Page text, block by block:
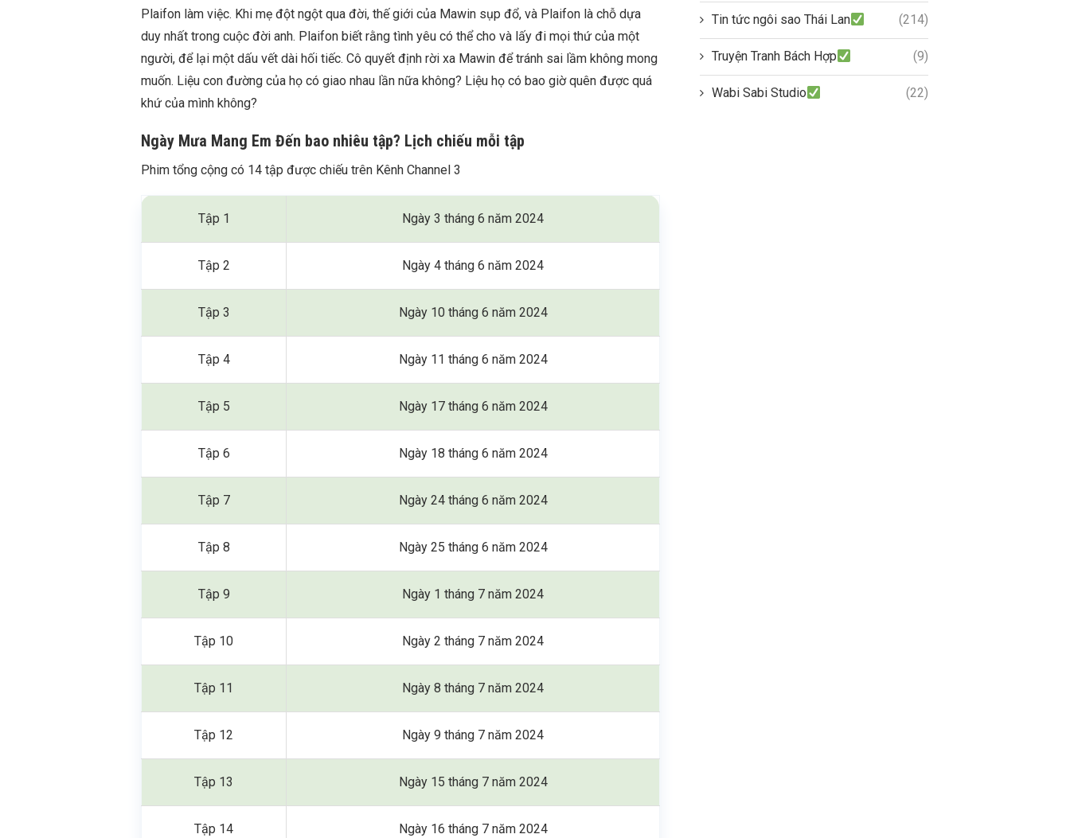
Plaifon làm việc. Khi mẹ đột ngột qua đời, thế giới của Mawin sụp đổ, và Plaifon là chỗ dựa
duy nhất trong cuộc đời anh. Plaifon biết rằng tình yêu có thể cho và lấy đi mọi thứ của một
người, để lại một dấu vết dài hối tiếc. Cô quyết định rời xa Mawin để tránh sai lầm không mong
muốn. Liệu con đường của họ có giao nhau lần nữa không? Liệu họ có bao giờ quên được quá
khứ của mình không?
Ngày Mưa Mang Em Đến bao nhiêu tập? Lịch chiếu mỗi tập
Phim tổng cộng có 14 tập được chiếu trên Kênh Channel 3
Tập 1 Ngày 3 tháng 6 năm 2024
Tập 2 Ngày 4 tháng 6 năm 2024
Tập 3 Ngày 10 tháng 6 năm 2024
Tập 4 Ngày 11 tháng 6 năm 2024
Tập 5 Ngày 17 tháng 6 năm 2024
Tập 6 Ngày 18 tháng 6 năm 2024
Tập 7 Ngày 24 tháng 6 năm 2024
Tập 8 Ngày 25 tháng 6 năm 2024
Tập 9 Ngày 1 tháng 7 năm 2024
Tập 10 Ngày 2 tháng 7 năm 2024
Tập 11 Ngày 8 tháng 7 năm 2024
Tập 12 Ngày 9 tháng 7 năm 2024
Tập 13 Ngày 15 tháng 7 năm 2024
Tập 14 Ngày 16 tháng 7 năm 2024
Tin tức ngôi sao Thái Lan (214)
Truyện Tranh Bách Hợp (9)
Wabi Sabi Studio (22)